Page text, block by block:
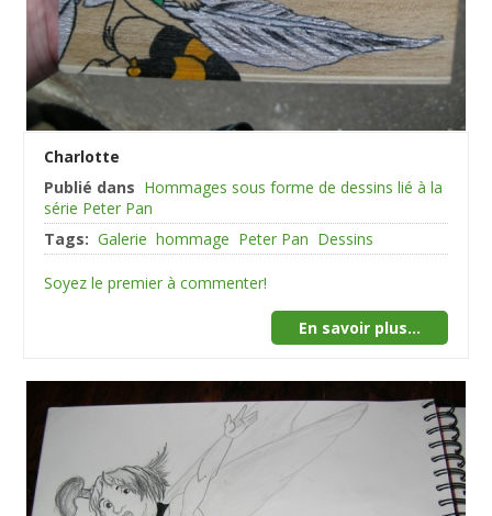
Charlotte
Publié dans Hommages sous forme de dessins lié à la
série Peter Pan
Tags: Galerie hommage Peter Pan Dessins
Soyez le premier à commenter!
En savoir plus...